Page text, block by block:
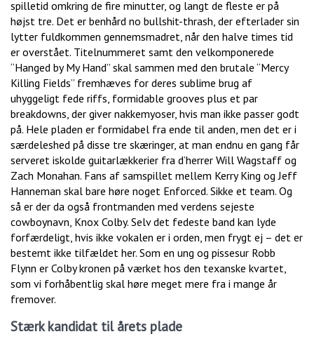
spilletid omkring de fire minutter, og langt de fleste er på
højst tre. Det er benhård no bullshit-thrash, der efterlader sin
lytter fuldkommen gennemsmadret, når den halve times tid
er overstået. Titelnummeret samt den velkomponerede
“Hanged by My Hand” skal sammen med den brutale “Mercy
Killing Fields” fremhæves for deres sublime brug af
uhyggeligt fede riffs, formidable grooves plus et par
breakdowns, der giver nakkemyoser, hvis man ikke passer godt
på. Hele pladen er formidabel fra ende til anden, men det er i
særdeleshed på disse tre skæringer, at man endnu en gang får
serveret iskolde guitarlækkerier fra d’herrer Will Wagstaff og
Zach Monahan. Fans af samspillet mellem Kerry King og Jeff
Hanneman skal bare høre noget Enforced. Sikke et team. Og
så er der da også frontmanden med verdens sejeste
cowboynavn, Knox Colby. Selv det fedeste band kan lyde
forfærdeligt, hvis ikke vokalen er i orden, men frygt ej – det er
bestemt ikke tilfældet her. Som en ung og pissesur Robb
Flynn er Colby kronen på værket hos den texanske kvartet,
som vi forhåbentlig skal høre meget mere fra i mange år
fremover.
Stærk kandidat til årets plade